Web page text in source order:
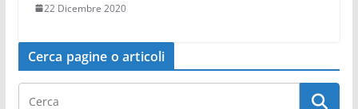
22 Dicembre 2020
Cerca pagine o articoli